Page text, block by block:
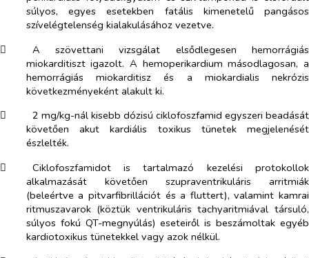
súlyos, egyes esetekben fatális kimenetelű pangásos
szívelégtelenség kialakulásához vezetve.
​
A szövettani vizsgálat elsődlegesen hemorrágiás
miokarditiszt igazolt. A hemoperikardium másodlagosan, a
hemorrágiás miokarditisz és a miokardialis nekrózis
következményeként alakult ki.
​
2 mg/kg-nál kisebb dózisú ciklofoszfamid egyszeri beadását
követően akut kardiális toxikus tünetek megjelenését
észlelték.
​
Ciklofoszfamidot is tartalmazó kezelési protokollok
alkalmazását követően szupraventrikuláris arritmiák
(beleértve a pitvarfibrillációt és a fluttert), valamint kamrai
ritmuszavarok (köztük ventrikuláris tachyaritmiával társuló,
súlyos fokú QT-megnyúlás) eseteiről is beszámoltak egyéb
kardiotoxikus tünetekkel vagy azok nélkül.